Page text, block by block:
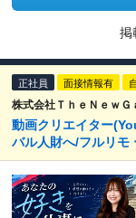
掲
正社員 面接情報有
株式会社ＴｈｅＮｅｗＧ
動画クリエイター
バル人財へ/フルリモ